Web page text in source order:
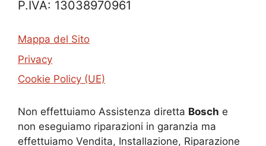
P.IVA: 13038970961
Mappa del Sito
Privacy
Cookie Policy (UE)
Non effettuiamo Assistenza diretta Bosch e
non eseguiamo riparazioni in garanzia ma
effettuiamo Vendita, Installazione, Riparazione